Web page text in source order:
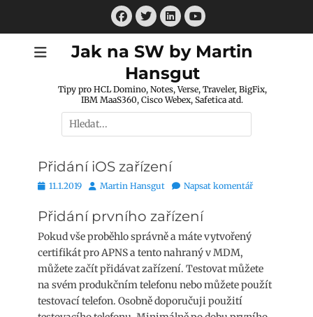
Facebook
Twitter
LinkedIn
Youtube
Jak na SW by Martin
Hansgut
Tipy pro HCL Domino, Notes, Verse, Traveler, BigFix,
IBM MaaS360, Cisco Webex, Safetica atd.
Hledat:
Přidání iOS zařízení
Publikováno
11.1.2019 AutorMartin Hansgut Napsat komentář
Přidání prvního zařízení
Pokud vše proběhlo správně a máte vytvořený
certifikát pro APNS a tento nahraný v MDM,
můžete začít přidávat zařízení. Testovat můžete
na svém produkčním telefonu nebo můžete použít
testovací telefon. Osobně doporučuji použití